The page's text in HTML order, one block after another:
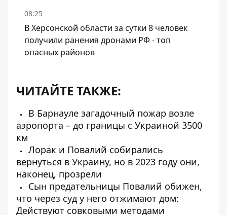
08:25
В Херсонской области за сутки 8 человек
получили ранения дронами РФ - топ
опасных районов
ЧИТАЙТЕ ТАКЖЕ:
В Барнауле загадочный пожар возле
аэропорта – до границы с Украиной 3500
км
Лорак и Повалий собирались
вернуться в Украину, но в 2023 году они,
наконец, прозрели
Сын предательницы Повалий обижен,
что через суд у него отжимают дом:
Действуют совковыми методами